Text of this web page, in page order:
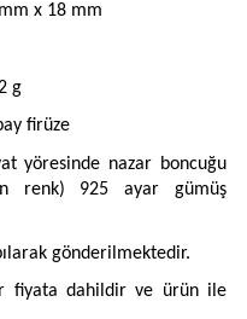
x 18 mm
g
firüze
yöresinde nazar boncuğu
renk) 925 ayar gümüş
gönderilmektedir.
fiyata dahildir ve ürün ile